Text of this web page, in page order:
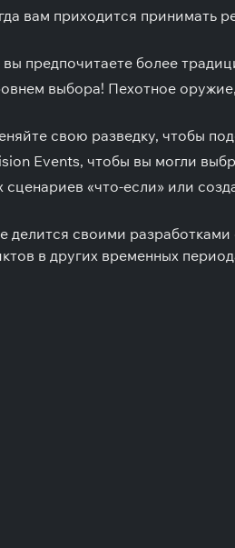
вам приходится принимать
предпочитаете более
выбора! Пехотное
свою разведку, чтобы
Events, чтобы вы могли
«что-если» или
своими
в других временных